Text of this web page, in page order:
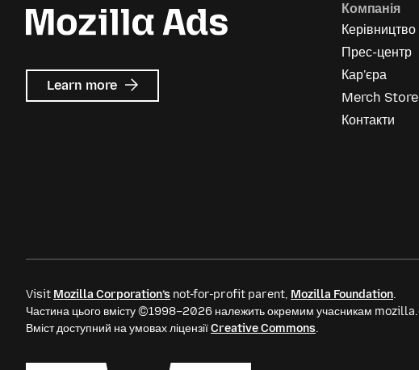
Learn more about
Mozilla
Компанія
Керівництво
Прес-центр
Кар'єра
Merch Store
Контакти
Visit Mozilla Corporation’s not-for-profit parent, Mozilla Foundation.
Частина цього вмісту ©1998–2026 належить окремим учасникам
Вміст доступний на умовах ліцензіїCreative Commons.